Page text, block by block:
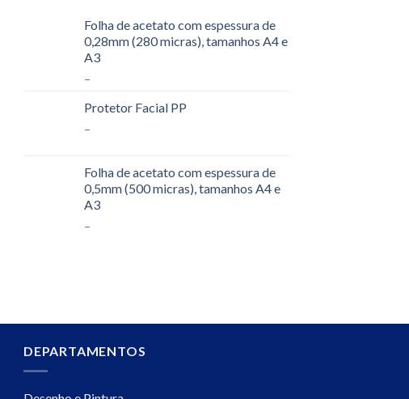
Folha de acetato com espessura de
0,28mm (280 micras), tamanhos A4 e
A3
–
Protetor Facial PP
–
Folha de acetato com espessura de
0,5mm (500 micras), tamanhos A4 e
A3
–
DEPARTAMENTOS